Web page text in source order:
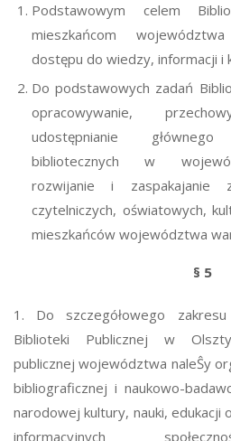
Podstawowym celem
mieszkańcom województwa
dostępu do wiedzy, informacji i
Do podstawowych zadań
opracowywanie,
udostępnianie
bibliotecznych w
rozwijanie i zaspakajanie
czytelniczych, oświatowych,
mieszkańców województwa
§ 5
1. Do szczegółowego zakresu
Biblioteki Publicznej w
publicznej województwa naleŜy
bibliograficznej i naukowo-
narodowej kultury, nauki, edukacji
informacyjnych